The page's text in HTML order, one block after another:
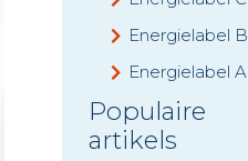
Energielabel B
Energielabel A
Populaire
artikels